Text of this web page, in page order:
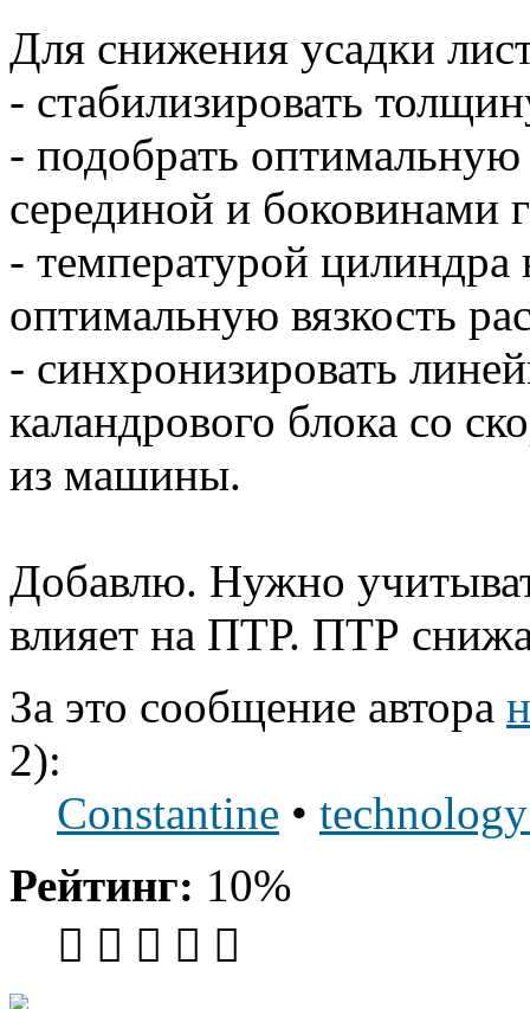
Для снижения усадки
- стабилизировать
- подобрать
серединой и боковинами
- температурой
оптимальную вязкость
- синхронизировать
каландрового блока со
из машины.
Добавлю. Нужно
влияет на ПТР. ПТР
За это сообщение автора
2):
Constantine •
Рейтинг: 10%